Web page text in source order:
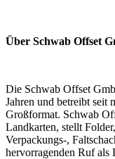
Über Schwab Offset
Die Schwab Offset
Jahren und betreibt seit
Großformat. Schwab
Landkarten, stellt
Verpackungs-,
hervorragenden Ruf als